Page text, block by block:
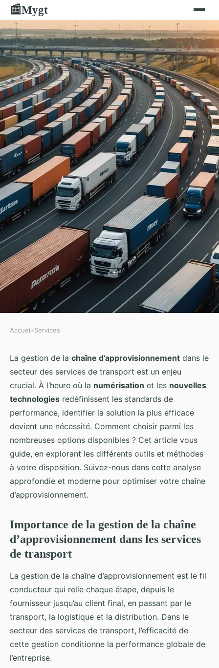
📰Mygt
Quelle solution de gestion de la
chaîne d'approvisionnement est
la plus efficace pour une
entreprise de services de
transport?
Accueil›Services
La gestion de la chaîne d’approvisionnement dans le
secteur des services de transport est un enjeu
crucial. À l’heure où la numérisation et les nouvelles
technologies redéfinissent les standards de
performance, identifier la solution la plus efficace
devient une nécessité. Comment choisir parmi les
nombreuses options disponibles ? Cet article vous
guide, en explorant les différents outils et méthodes
à votre disposition. Suivez-nous dans cette analyse
approfondie et moderne pour optimiser votre chaîne
d’approvisionnement.
Importance de la gestion de la chaîne
d’approvisionnement dans les services
de transport
La gestion de la chaîne d’approvisionnement est le fil
conducteur qui relie chaque étape, depuis le
fournisseur jusqu’au client final, en passant par le
transport, la logistique et la distribution. Dans le
secteur des services de transport, l’efficacité de
cette gestion conditionne la performance globale de
l’entreprise.